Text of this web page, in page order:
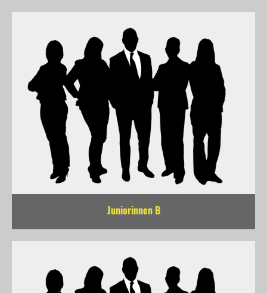
Juniorinnen B